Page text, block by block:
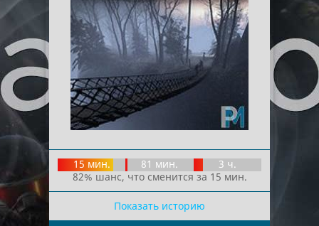
15 мин. 81 мин.
3 ч.
82% шанс, что сменится за 15 мин.
Показать историю